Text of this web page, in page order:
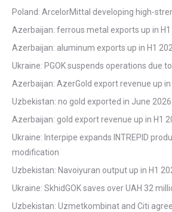
Poland: ArcelorMittal developing high-
Azerbaijan: ferrous metal exports up in H1
Azerbaijan: aluminum exports up in H1
Ukraine: PGOK suspends operations due
Azerbaijan: AzerGold export revenue up in
Uzbekistan: no gold exported in June 2026
Azerbaijan: gold export revenue up in H1
Ukraine: Interpipe expands INTREPID
modification
Uzbekistan: Navoiyuran output up in H1
Ukraine: SkhidGOK saves over UAH 32
Uzbekistan: Uzmetkombinat and Citi